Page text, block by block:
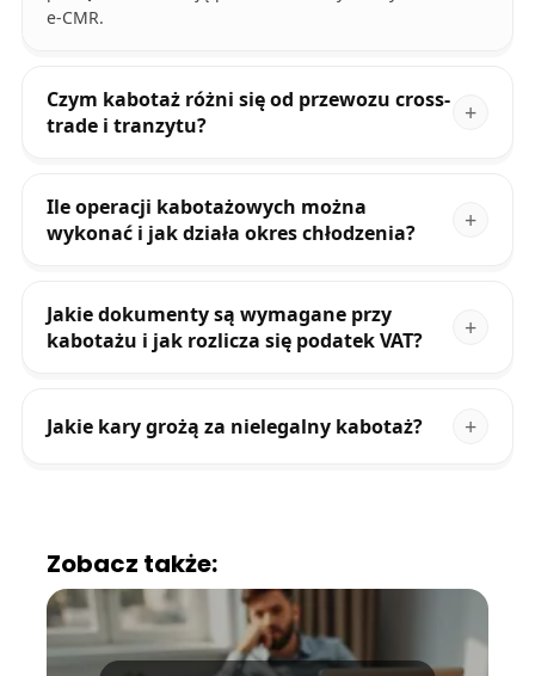
e-CMR.
Czym kabotaż różni się od przewozu cross-
trade i tranzytu?
Ile operacji kabotażowych można
wykonać i jak działa okres chłodzenia?
Jakie dokumenty są wymagane przy
kabotażu i jak rozlicza się podatek VAT?
Jakie kary grożą za nielegalny kabotaż?
Zobacz także: